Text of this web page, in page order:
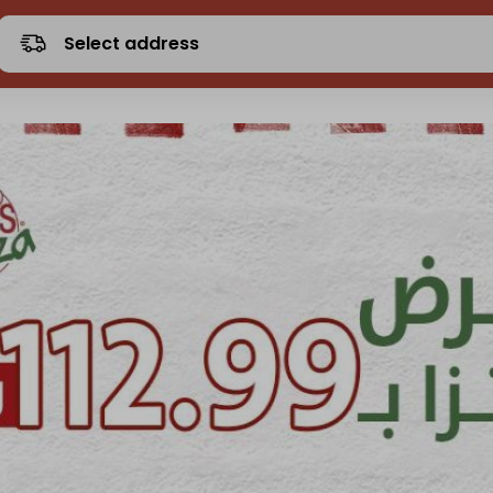
Select address